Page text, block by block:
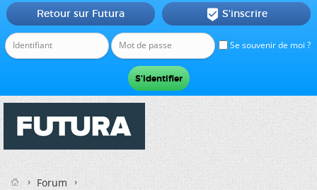
Se souvenir de moi ?
Retour sur Futura  S'inscrire
Forum